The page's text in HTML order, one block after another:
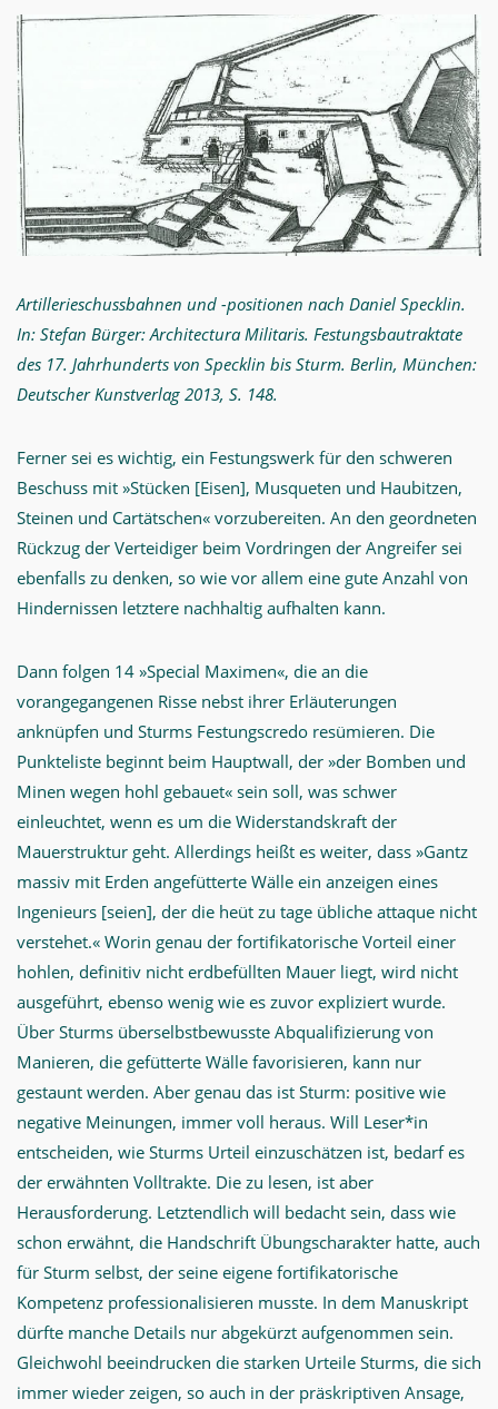
Artillerieschussbahnen und -positionen nach Daniel Specklin.
In: Stefan Bürger: Architectura Militaris. Festungsbautraktate
des 17. Jahrhunderts von Specklin bis Sturm. Berlin, München:
Deutscher Kunstverlag 2013, S. 148.
Ferner sei es wichtig, ein Festungswerk für den schweren
Beschuss mit »Stücken [Eisen], Musqueten und Haubitzen,
Steinen und Cartätschen« vorzubereiten. An den geordneten
Rückzug der Verteidiger beim Vordringen der Angreifer sei
ebenfalls zu denken, so wie vor allem eine gute Anzahl von
Hindernissen letztere nachhaltig aufhalten kann.
Dann folgen 14 »Special Maximen«, die an die
vorangegangenen Risse nebst ihrer Erläuterungen
anknüpfen und Sturms Festungscredo resümieren. Die
Punkteliste beginnt beim Hauptwall, der »der Bomben und
Minen wegen hohl gebauet« sein soll, was schwer
einleuchtet, wenn es um die Widerstandskraft der
Mauerstruktur geht. Allerdings heißt es weiter, dass »Gantz
massiv mit Erden angefütterte Wälle ein anzeigen eines
Ingenieurs [seien], der die heüt zu tage übliche attaque nicht
verstehet.« Worin genau der fortifikatorische Vorteil einer
hohlen, definitiv nicht erdbefüllten Mauer liegt, wird nicht
ausgeführt, ebenso wenig wie es zuvor expliziert wurde.
Über Sturms überselbstbewusste Abqualifizierung von
Manieren, die gefütterte Wälle favorisieren, kann nur
gestaunt werden. Aber genau das ist Sturm: positive wie
negative Meinungen, immer voll heraus. Will Leser*in
entscheiden, wie Sturms Urteil einzuschätzen ist, bedarf es
der erwähnten Volltrakte. Die zu lesen, ist aber
Herausforderung. Letztendlich will bedacht sein, dass wie
schon erwähnt, die Handschrift Übungscharakter hatte, auch
für Sturm selbst, der seine eigene fortifikatorische
Kompetenz professionalisieren musste. In dem Manuskript
dürfte manche Details nur abgekürzt aufgenommen sein.
Gleichwohl beeindrucken die starken Urteile Sturms, die sich
immer wieder zeigen, so auch in der präskriptiven Ansage,